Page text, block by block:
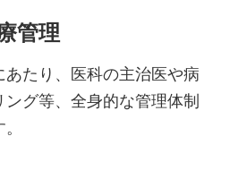
管理
たり、医科の主治医や病
グ等、全身的な管理体制